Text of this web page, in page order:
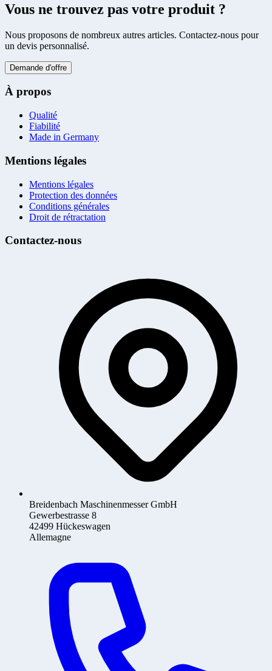
Vous ne trouvez pas votre produit ?
Nous proposons de nombreux autres articles. Contactez-nous pour
un devis personnalisé.
Demande d'offre
À propos
Qualité
Fiabilité
Made in Germany
Mentions légales
Mentions légales
Protection des données
Conditions générales
Droit de rétractation
Contactez-nous
Breidenbach Maschinenmesser GmbH
Gewerbestrasse 8
42499 Hückeswagen
Allemagne